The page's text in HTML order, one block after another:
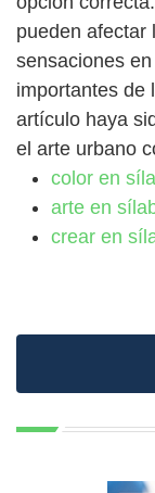
pueden afectar
sensaciones
importantes de
artículo haya
el arte urbano
color en
arte en
crear en